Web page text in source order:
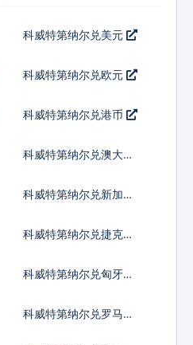
科威特第纳尔兑美元
科威特第纳尔兑欧元
科威特第纳尔兑港币
科威特第纳尔兑澳大利
科威特第纳尔兑新加坡
科威特第纳尔兑捷克货
科威特第纳尔兑匈牙利
科威特第纳尔兑罗马尼